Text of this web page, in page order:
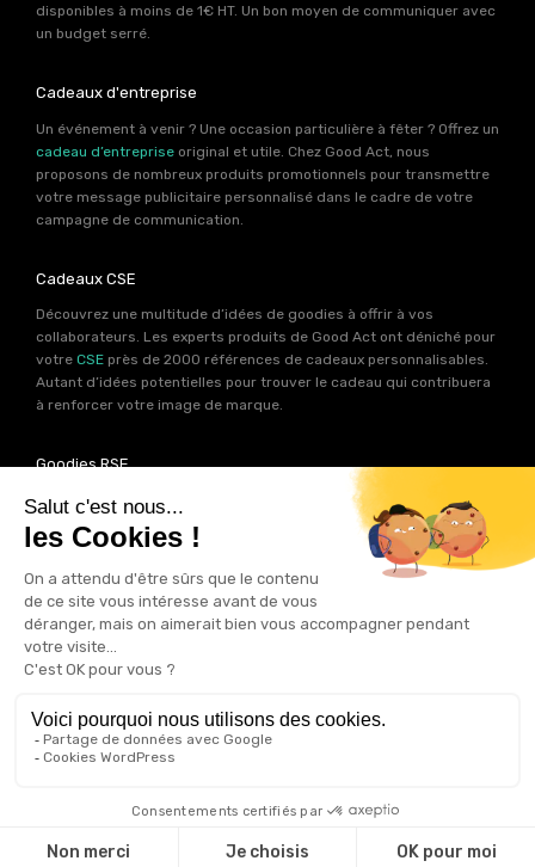
disponibles à moins de 1€ HT. Un bon moyen de communiquer avec
un budget serré.
Cadeaux d'entreprise
Un événement à venir ? Une occasion particulière à fêter ? Offrez un
cadeau d’entreprise original et utile. Chez Good Act, nous
proposons de nombreux produits promotionnels pour transmettre
votre message publicitaire personnalisé dans le cadre de votre
campagne de communication.
Cadeaux CSE
Découvrez une multitude d’idées de goodies à offrir à vos
collaborateurs. Les experts produits de Good Act ont déniché pour
votre CSE près de 2000 références de cadeaux personnalisables.
Autant d’idées potentielles pour trouver le cadeau qui contribuera
à renforcer votre image de marque.
Goodies RSE
Vous souhaitez communiquer en accord avec vos valeurs ? Ca
tombe bien ! Un grand nombre de produits présents sur Good Act
sont fabriqués en France et en Europe.
Notre sélection RSEvous
permet de trouver un goodies parfait pour votre campagne de
communication. Des produits fabriqués avec amour dans de